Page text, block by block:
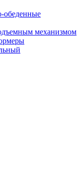
обеденные
механизмом